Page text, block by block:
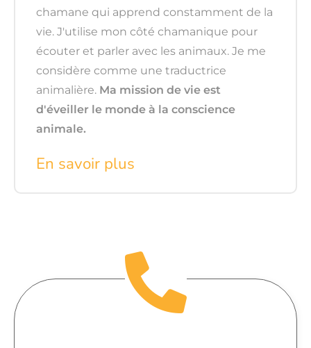
chamane qui apprend constamment de la
vie. J'utilise mon côté chamanique pour
écouter et parler avec les animaux. Je me
considère comme une traductrice
animalière. Ma mission de vie est
d'éveiller le monde à la conscience
animale.
En savoir plus